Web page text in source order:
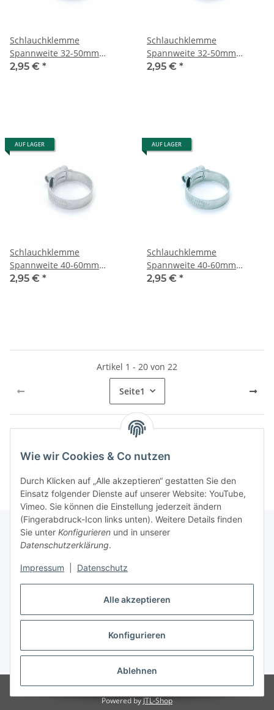
Alle akzeptieren
Konfigurieren
Ablehnen
Wie wir Cookies & Co nutzen
Durch Klicken auf „Alle akzeptieren“ gestatten Sie den
Einsatz folgender Dienste auf unserer Website: YouTube,
Vimeo. Sie können die Einstellung jederzeit ändern
(Fingerabdruck-Icon links unten). Weitere Details finden
Sie unter Konfigurieren und in unserer
Datenschutzerklärung.
Impressum Datenschutz
Schlauchklemme
Spannweite 32-50mm
paarweise gebunden
2,95 € *
Schlauchklemme
Spannweite 32-50mm
paarweise gebunden
2,95 € *
AUF LAGER
Schlauchklemme
Spannweite 40-60mm
paarweise gebunden
2,95 € *
AUF LAGER
Schlauchklemme
Spannweite 40-60mm
paarweise gebunden
2,95 € *
Artikel 1 - 20 von 22
Seite1
Kategorien
Gesetzliche Informationen
Vertrag widerrufen
* Alle Preise inkl. gesetzlicher USt., zzgl.Versand
© 2023 Schlauchverkauf.de Besucherzähler: 949395
Powered byJTL-Shop